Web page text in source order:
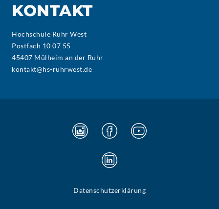
KONTAKT
Hochschule Ruhr West
Postfach 10 07 55
45407 Mülheim an der Ruhr
kontakt@hs-ruhrwest.de
Datenschutzerklärung